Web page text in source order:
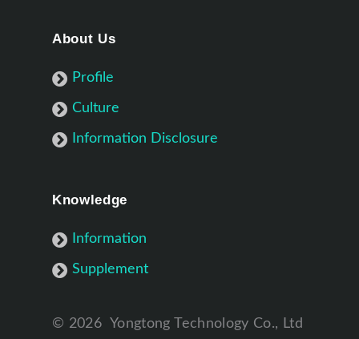
About Us
Profile
Culture
Information Disclosure
Knowledge
Information
Supplement
© 2026 Yongtong Technology Co., Ltd